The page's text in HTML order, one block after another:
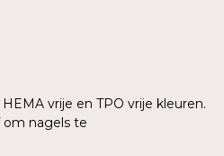
vrije en TPO vrije kleuren.
om nagels te